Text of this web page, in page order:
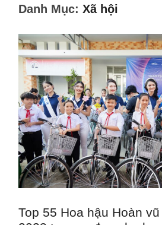
Danh Mục:Xã hội
Top 55 Hoa hậu Hoàn